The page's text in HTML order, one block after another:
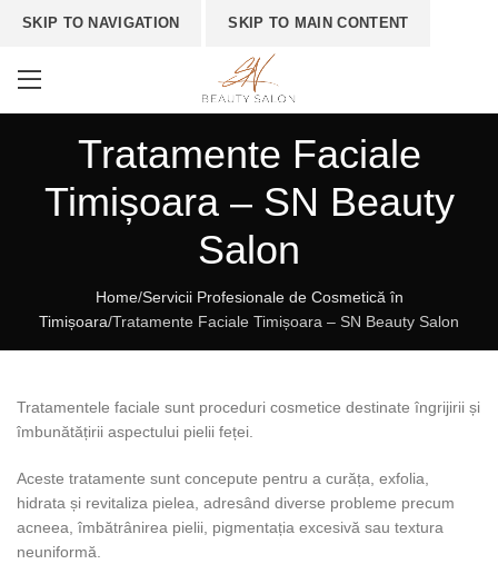
SKIP TO NAVIGATION SKIP TO MAIN CONTENT
Tratamente Faciale
Timișoara – SN Beauty
Salon
Home/Servicii Profesionale de Cosmetică în
Timișoara/Tratamente Faciale Timișoara – SN Beauty Salon
Tratamentele faciale sunt proceduri cosmetice destinate îngrijirii și
îmbunătățirii aspectului pielii feței.
Aceste tratamente sunt concepute pentru a curăța, exfolia,
hidrata și revitaliza pielea, adresând diverse probleme precum
acneea, îmbătrânirea pielii, pigmentația excesivă sau textura
neuniformă.